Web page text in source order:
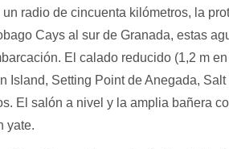
radio de cincuenta kilómetros, la
Cays al sur de Granada, estas
El calado reducido (1,2 m
Island, Setting Point de Anegada,
El salón a nivel y la amplia bañera
yate.